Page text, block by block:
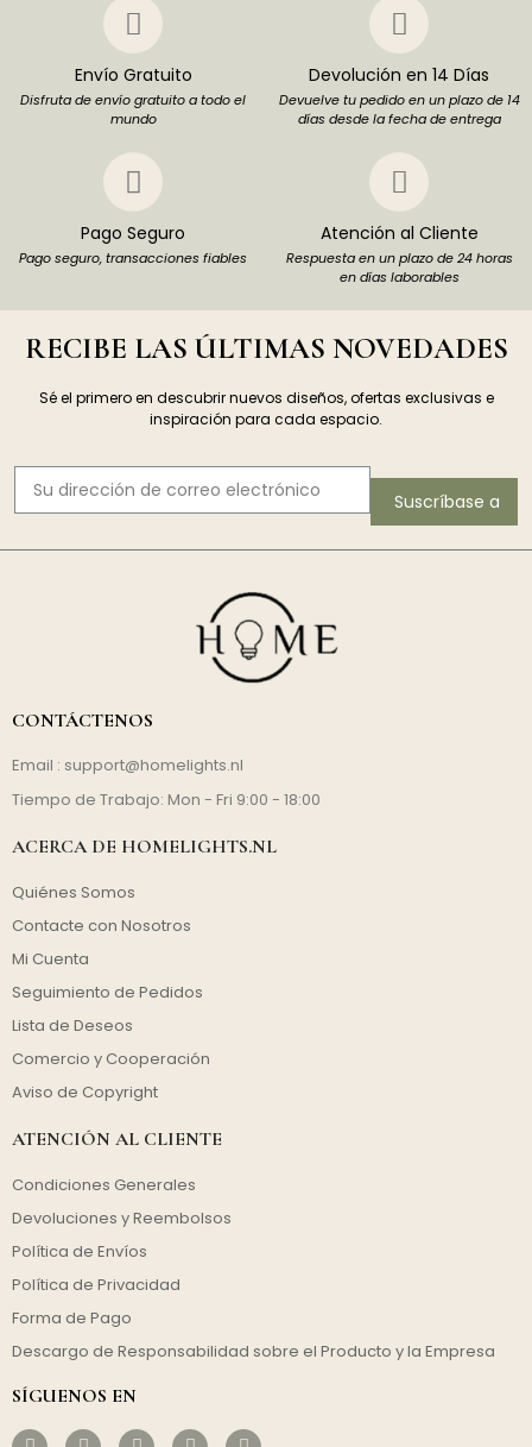
Envío Gratuito
Disfruta de envío gratuito a todo el
mundo
Devolución en 14 Días
Devuelve tu pedido en un plazo de 14
días desde la fecha de entrega
Pago Seguro
Pago seguro, transacciones fiables
Atención al Cliente
Respuesta en un plazo de 24 horas
en días laborables
RECIBE LAS ÚLTIMAS NOVEDADES
Sé el primero en descubrir nuevos diseños, ofertas exclusivas e
inspiración para cada espacio.
Suscríbase a
CONTÁCTENOS
Email : support@homelights.nl
Tiempo de Trabajo: Mon - Fri 9:00 - 18:00
ACERCA DE HOMELIGHTS.NL
Quiénes Somos
Contacte con Nosotros
Mi Cuenta
Seguimiento de Pedidos
Lista de Deseos
Comercio y Cooperación
Aviso de Copyright
ATENCIÓN AL CLIENTE
Condiciones Generales
Devoluciones y Reembolsos
Política de Envíos
Política de Privacidad
Forma de Pago
Descargo de Responsabilidad sobre el Producto y la Empresa
SÍGUENOS EN